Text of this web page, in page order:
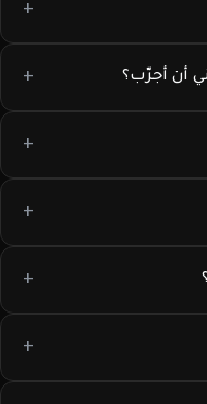
أن أجرّب؟